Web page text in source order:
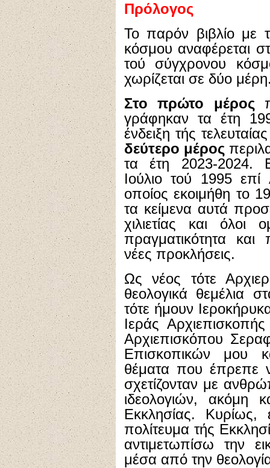
Πρόλογος
Το παρόν βιβλίο με
κόσμου αναφέρεται
τού σύγχρονου
χωρίζεται σε δύο
Στο πρώτο μέρος
γράφηκαν τα έτη
ένδειξη τής
δεύτερο μέρος
τα έτη 2023-2024.
Ιούλιο τού 1995 επί
οποίος εκοιμήθη το
τα κείμενα αυτά
χιλιετίας και
πραγματικότητα
νέες προκλήσεις.
Ως νέος τότε
θεολογικά θεμέλια
τότε ήμουν
Ιεράς
Αρχιεπισκόπου
Επισκοπικών μου
θέματα που έπρεπε
σχετίζονταν με
ιδεολογιών, ακόμη
Εκκλησίας.
πολίτευμα τής
αντιμετωπίσω την
μέσα από την